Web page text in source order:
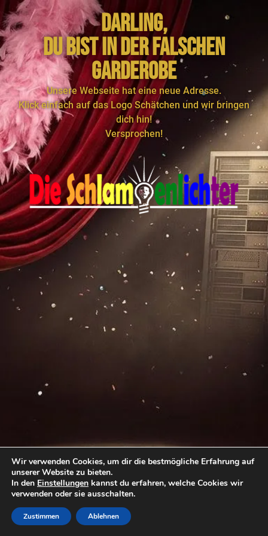
Darling,
du bist in Der FalscheN
Garderobe
Unsere Webseite hat eine neue Adresse.
Klick einfach auf das Logo Schätchen und wir bringen
dich hin!
Versprochen!
Wir verwenden Cookies, um dir die bestmögliche Erfahrung auf
unserer Website zu bieten.
In den Einstellungen kannst du erfahren, welche Cookies wir
verwenden oder sie ausschalten.
Zustimmen Ablehnen